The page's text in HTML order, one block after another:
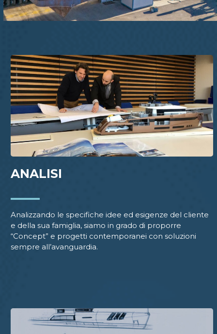
ANALISI
Analizzando le specifiche idee ed esigenze del cliente
e della sua famiglia, siamo in grado di proporre
“Concept” e progetti contemporanei con soluzioni
sempre all’avanguardia.